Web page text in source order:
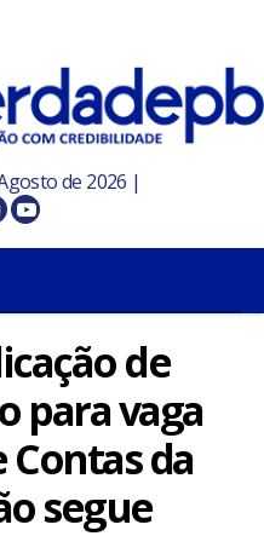
de 2026 |
de
para vaga
da
segue